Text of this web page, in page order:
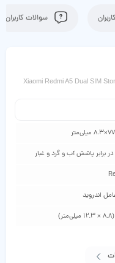
سوالات کاربران
Xiaomi Redmi A5 Dual SIM
برابر پاشش آب و گرد و غبار
اندروید